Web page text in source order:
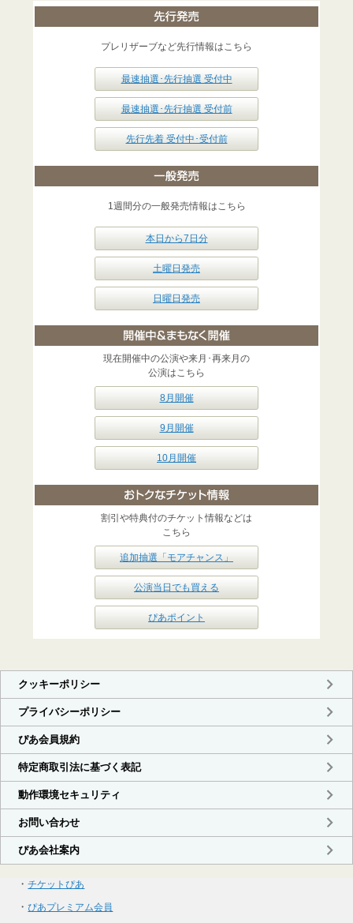
プレリザーブなど先行情報はこちら
最速抽選･先行抽選 受付中
最速抽選･先行抽選 受付前
先行先着 受付中･受付前
1週間分の一般発売情報はこちら
本日から7日分
土曜日発売
日曜日発売
現在開催中の公演や来月･再来月の
公演はこちら
8月開催
9月開催
10月開催
割引や特典付のチケット情報などは
こちら
追加抽選「モアチャンス」
公演当日でも買える
ぴあポイント
・チケットぴあ
・ぴあプレミアム会員